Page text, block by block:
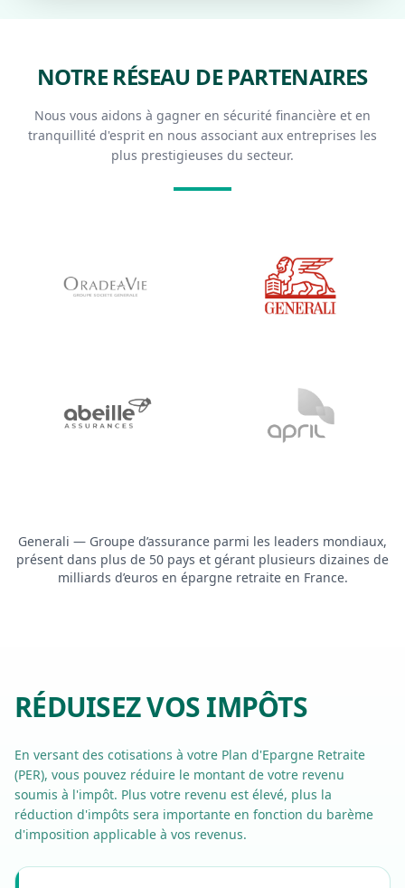
NOTRE RÉSEAU DE PARTENAIRES
Nous vous aidons à gagner en sécurité financière et en
tranquillité d'esprit en nous associant aux entreprises les
plus prestigieuses du secteur.
Generali — Groupe d’assurance parmi les leaders mondiaux,
présent dans plus de 50 pays et gérant plusieurs dizaines de
milliards d’euros en épargne retraite en France.
RÉDUISEZ VOSIMPÔTS
En versant des cotisations à votre Plan d'Epargne Retraite
(PER), vous pouvez réduire le montant de votre revenu
soumis à l'impôt. Plus votre revenu est élevé, plus la
réduction d'impôts sera importante en fonction du barème
d'imposition applicable à vos revenus.